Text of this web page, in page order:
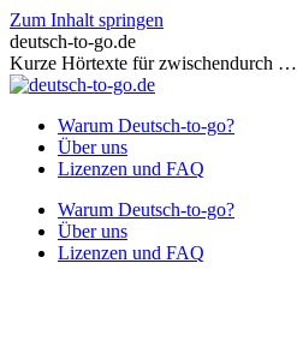
Zum Inhalt springen
deutsch-to-go.de
Kurze Hörtexte für zwischendurch …
Warum Deutsch-to-go?
Über uns
Lizenzen und FAQ
Warum Deutsch-to-go?
Über uns
Lizenzen und FAQ